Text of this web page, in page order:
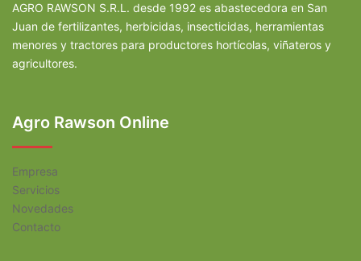
AGRO RAWSON S.R.L. desde 1992 es abastecedora en San
Juan de fertilizantes, herbicidas, insecticidas, herramientas
menores y tractores para productores hortícolas, viñateros y
agricultores.
Agro Rawson Online
Empresa
Servicios
Novedades
Contacto